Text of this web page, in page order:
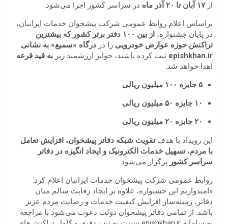
از۱۷ آبان تا ۲۰ آذر ماه
در سراسر کشور اجرا می‌شود.
براساس اعلام روابط عمومی شرکت پیشخوان خدمات ایرانیان،
در پایان جشنواره،
از بین ۱۰۰ دفتر برتر کشور که بیشترین
تراکنش حوزه عوارض خودرویی را در درگاه «سمیع» به نشانی
epishkhan.ir ثبت کرده باشند، جوایز ارزشمند زیر به قید قرعه
اهدا خواهد شد:
۵ جایزه ۱۰۰ میلیون ریالی
۱۰ جایزه ۵۰ میلیون ریالی
۲۰ جایزه ۲۰ میلیون ریالی
این رویداد با هدفتقویت شبکه دفاتر پیشخوان، افزایش تعامل
با مردم، تسهیل خدمات الکترونیک و ایجاد انگیزه در دفاتر
سراسر کشور برگزار می‌شود.
روابط عمومی شرکت پیشخوان خدمات ایرانیان اعلام کرد:
«امیدواریم این جشنواره، علاوه بر ایجاد رقابت سالم میان
دفاتر، زمینه‌ساز افزایش کیفیت خدمات و رضایت مردم عزیز
باشد. از تمامی دفاتر پیشخوان دولت دعوت می‌شود با مراجعه